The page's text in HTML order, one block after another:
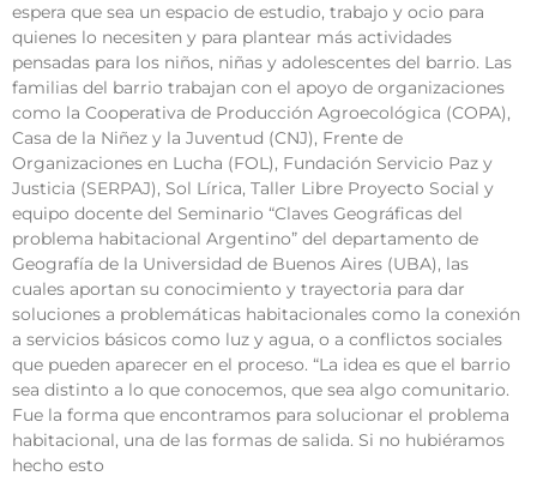
espera que sea un espacio de estudio, trabajo y ocio para
quienes lo necesiten y para plantear más actividades
pensadas para los niños, niñas y adolescentes del barrio. Las
familias del barrio trabajan con el apoyo de organizaciones
como la Cooperativa de Producción Agroecológica (COPA),
Casa de la Niñez y la Juventud (CNJ), Frente de
Organizaciones en Lucha (FOL), Fundación Servicio Paz y
Justicia (SERPAJ), Sol Lírica, Taller Libre Proyecto Social y
equipo docente del Seminario “Claves Geográficas del
problema habitacional Argentino” del departamento de
Geografía de la Universidad de Buenos Aires (UBA), las
cuales aportan su conocimiento y trayectoria para dar
soluciones a problemáticas habitacionales como la conexión
a servicios básicos como luz y agua, o a conflictos sociales
que pueden aparecer en el proceso. “La idea es que el barrio
sea distinto a lo que conocemos, que sea algo comunitario.
Fue la forma que encontramos para solucionar el problema
habitacional, una de las formas de salida. Si no hubiéramos
hecho esto